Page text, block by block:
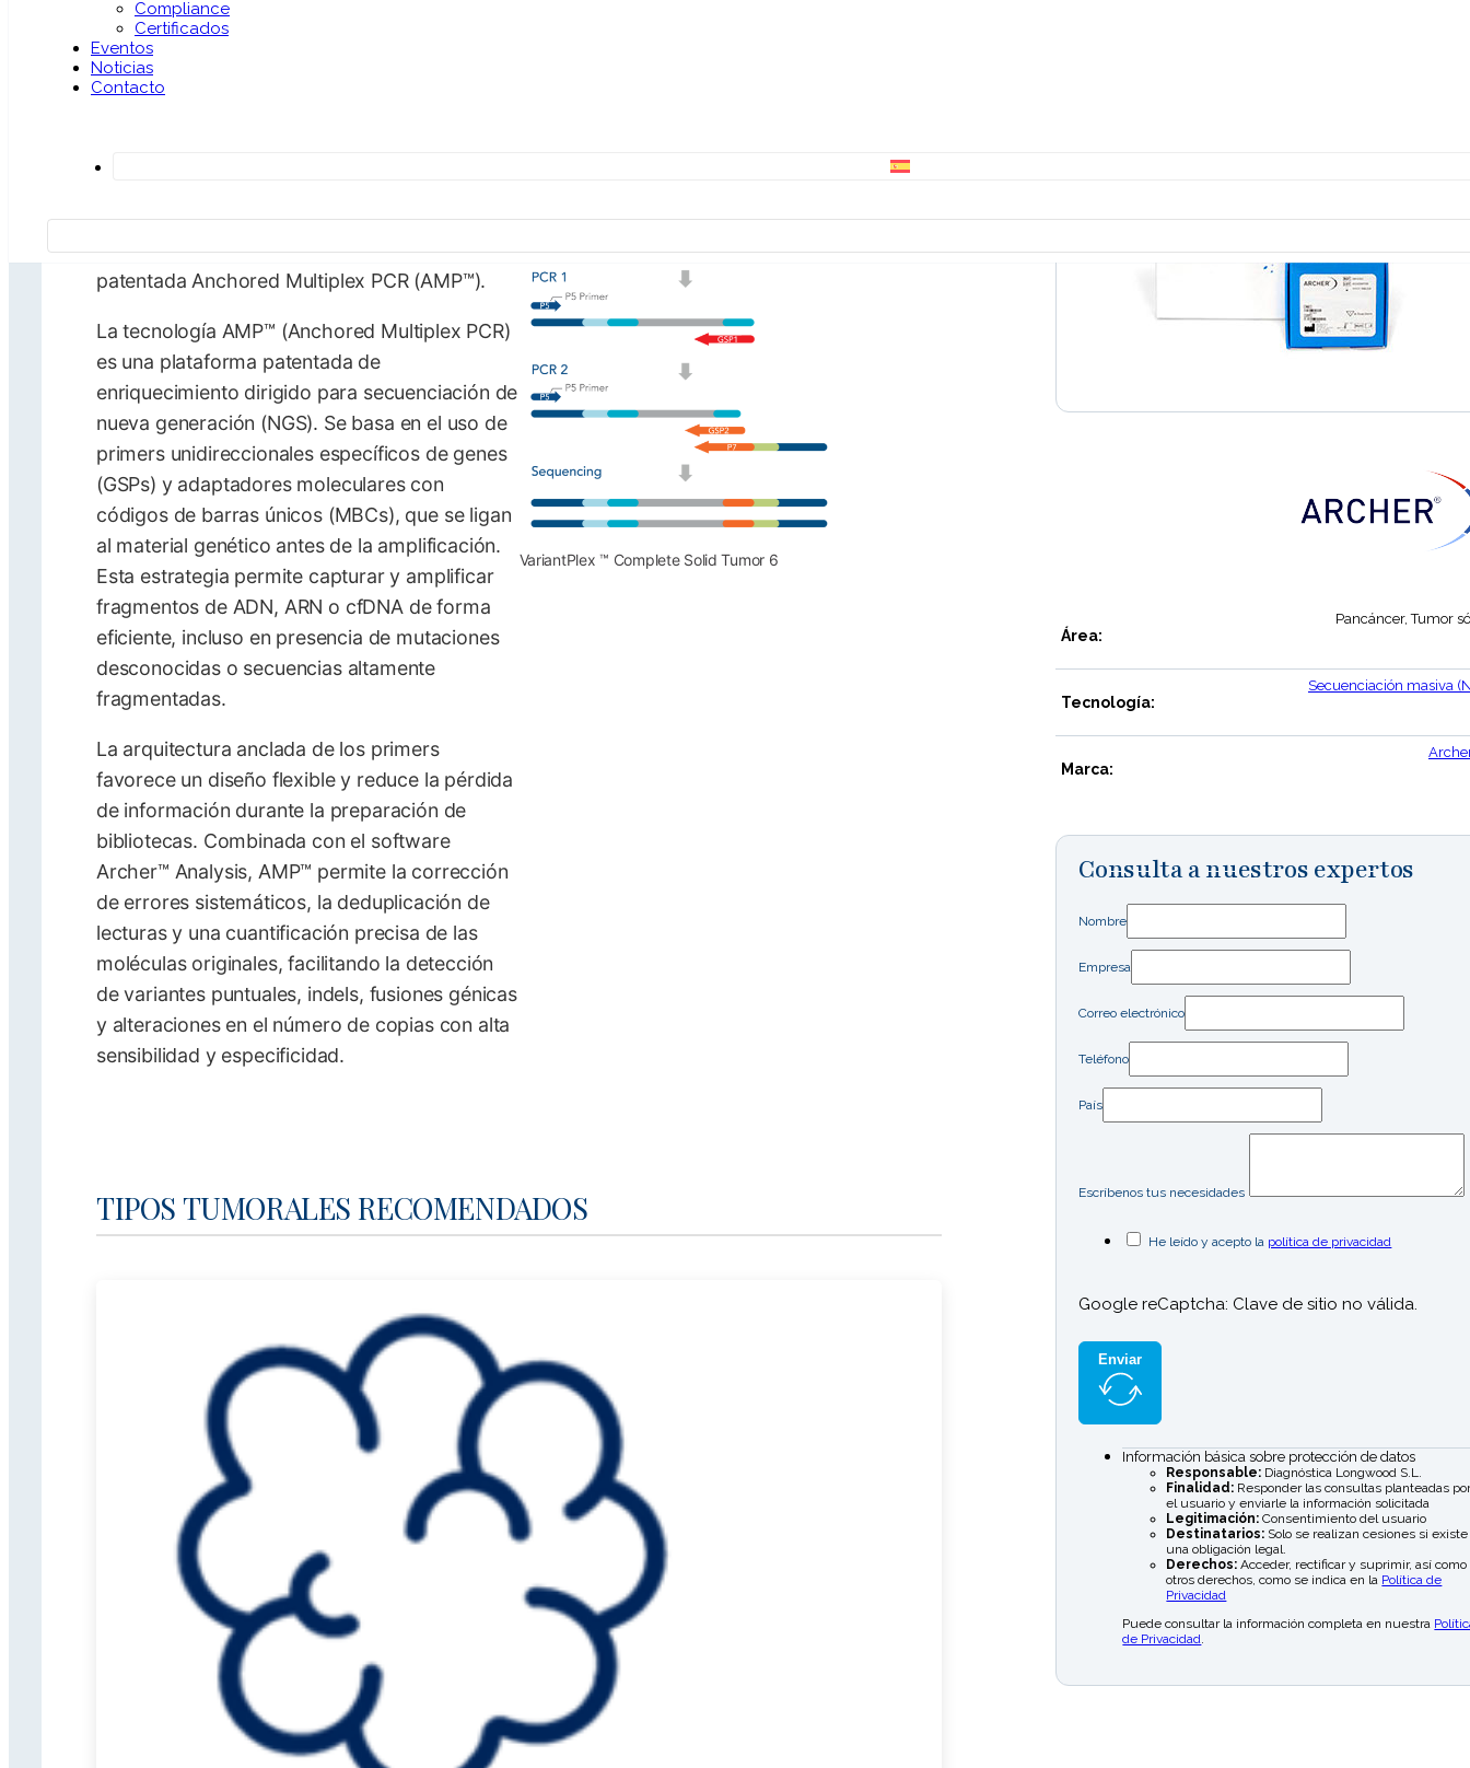
Compliance
Certificados
Eventos
Noticias
Contacto
DESCRIPCIÓN GENERAL
genómico, basado en la tecnología
VARIANTPlex™, utilizando la tecnología
patentada Anchored Multiplex PCR (AMP™).
La tecnología AMP™ (Anchored Multiplex PCR)
es una plataforma patentada de
enriquecimiento dirigido para secuenciación de
nueva generación (NGS). Se basa en el uso de
primers unidireccionales específicos de genes
(GSPs) y adaptadores moleculares con
códigos de barras únicos (MBCs), que se ligan
al material genético antes de la amplificación.
Esta estrategia permite capturar y amplificar
fragmentos de ADN, ARN o cfDNA de forma
eficiente, incluso en presencia de mutaciones
desconocidas o secuencias altamente
fragmentadas.
La arquitectura anclada de los primers
favorece un diseño flexible y reduce la pérdida
de información durante la preparación de
bibliotecas. Combinada con el software
Archer™ Analysis, AMP™ permite la corrección
de errores sistemáticos, la deduplicación de
lecturas y una cuantificación precisa de las
moléculas originales, facilitando la detección
de variantes puntuales, indels, fusiones génicas
y alteraciones en el número de copias con alta
sensibilidad y especificidad.
VariantPlex ™ Complete Solid Tumor 6
TIPOS TUMORALES RECOMENDADOS
Área:
Pancáncer, Tumor
Tecnología:
Secuenciación masiva
Marca:
Consulta a nuestros expertos
Nombre
Empresa
Correo electrónico
Teléfono
País
Escríbenos tus necesidades
He leído y acepto la política de privacidad
Google reCaptcha: Clave de sitio no válida.
Enviar
Información básica sobre protección de datos
Responsable: Diagnóstica Longwood S.L.
Finalidad: Responder las consultas planteadas
el usuario y enviarle la información solicitada
Legitimación: Consentimiento del usuario
Destinatarios: Solo se realizan cesiones si existe
una obligación legal.
Derechos: Acceder, rectificar y suprimir, así como
otros derechos, como se indica en la Política de
Privacidad
Puede consultar la información completa en nuestra
de Privacidad.